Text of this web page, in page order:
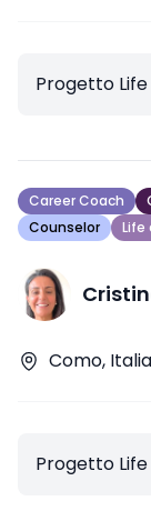
Progetto
Career Coach
Counselor
Life
Como, Italia
Progetto